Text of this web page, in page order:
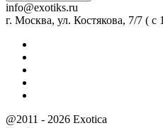
info@exotiks.ru
г. Москва, ул. Костякова, 7/7 ( с
@2011 - 2026 Exotica